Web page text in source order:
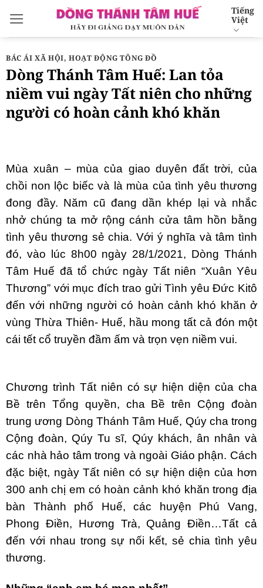
qua
nội
dung
Tiếng
Việt
BÁC ÁI XÃ HỘI,HOẠT ĐỘNG TÔNG ĐỒ
Dòng Thánh Tâm Huế: Lan tỏa
niềm vui ngày Tất niên cho những
người có hoàn cảnh khó khăn
Mùa xuân – mùa của giao duyên đất trời, của
chồi non lộc biếc và là mùa của tình yêu thương
đong đầy. Năm cũ đang dần khép lại và nhắc
nhở chúng ta mở rộng cánh cửa tâm hồn bằng
tình yêu thương sẻ chia. Với ý nghĩa và tâm tình
đó, vào lúc 8h00 ngày 28/1/2021, Dòng Thánh
Tâm Huế đã tổ chức ngày Tất niên “Xuân Yêu
Thương” với mục đích trao gửi Tình yêu Đức Kitô
đến với những người có hoàn cảnh khó khăn ở
vùng Thừa Thiên- Huế, hầu mong tất cả đón một
cái tết cổ truyền đầm ấm và trọn vẹn niềm vui.
Chương trình Tất niên có sự hiện diện của cha
Bề trên Tổng quyền, cha Bề trên Cộng đoàn
trung ương Dòng Thánh Tâm Huế, Qúy cha trong
Cộng đoàn, Qúy Tu sĩ, Qúy khách, ân nhân và
các nhà hảo tâm trong và ngoài Giáo phận. Cách
đặc biệt, ngày Tất niên có sự hiện diện của hơn
300 anh chị em có hoàn cảnh khó khăn trong địa
bàn Thành phố Huế, các huyện Phú Vang,
Phong Điền, Hương Trà, Quảng Điền…Tất cả
đến với nhau trong sự nối kết, sẻ chia tình yêu
thương.